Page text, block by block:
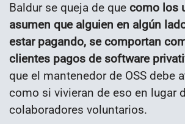
Baldur se queja de que como los
asumen que alguien en algún
estar pagando, se comportan
clientes pagos de software
que el mantenedor de OSS debe
como si vivieran de eso en lugar
colaboradores voluntarios.